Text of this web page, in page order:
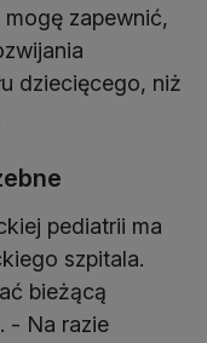
mogę zapewnić,
dziecięcego, niż
pediatrii ma
szpitala.
bieżącą
- Na razie